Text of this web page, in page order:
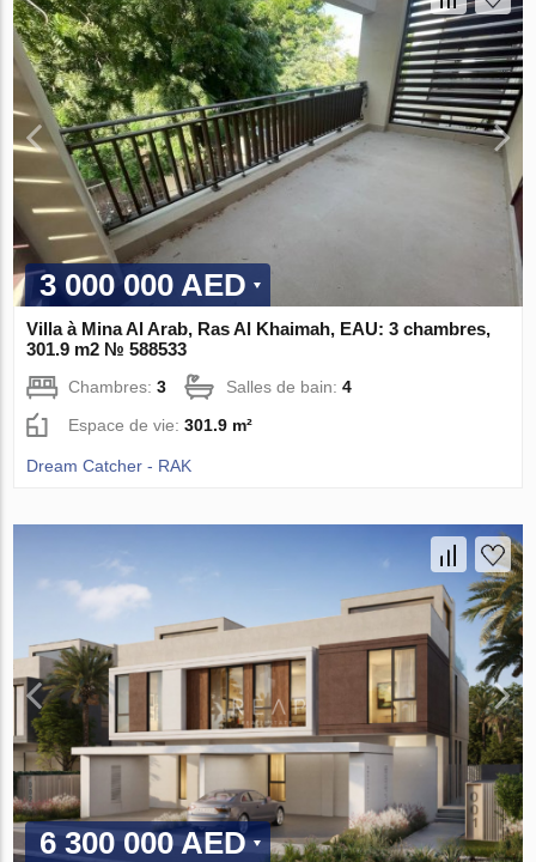
3 000 000 AED
Villa à Mina Al Arab, Ras Al Khaimah, EAU: 3 chambres,
301.9 m2 № 588533
Chambres:3 Salles de bain:4
Espace de vie:301.9 m²
Dream Catcher - RAK
6 300 000 AED